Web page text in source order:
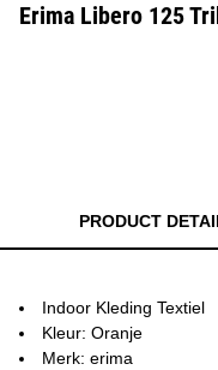
Erima Libero 125
PRODUCT
Indoor Kleding Textiel
Kleur: Oranje
Merk: erima